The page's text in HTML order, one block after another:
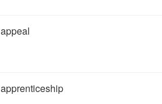
appeal
apprenticeship